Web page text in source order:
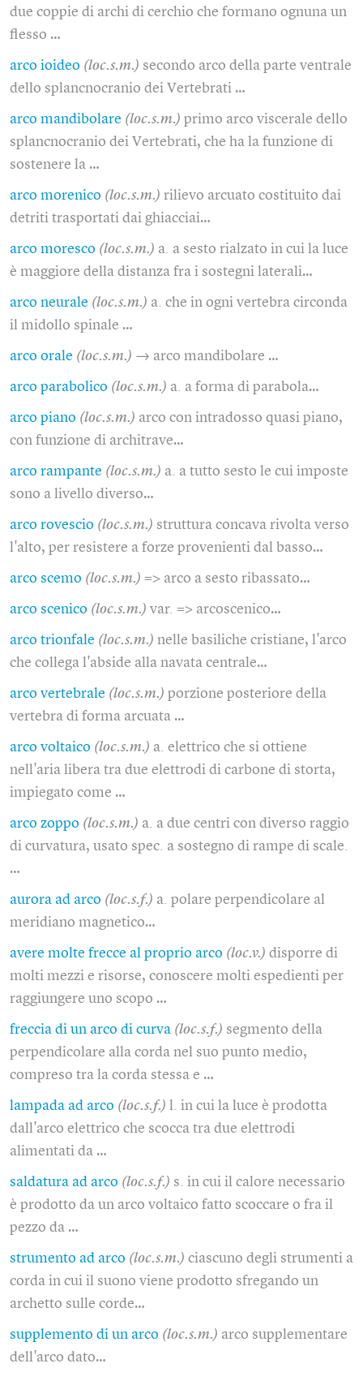
due coppie di archi di cerchio che formano ognuna un
flesso …
arco ioideo (loc.s.m.) secondo arco della parte ventrale
dello splancnocranio dei Vertebrati …
arco mandibolare (loc.s.m.) primo arco viscerale dello
splancnocranio dei Vertebrati, che ha la funzione di
sostenere la …
arco morenico (loc.s.m.) rilievo arcuato costituito dai
detriti trasportati dai ghiacciai…
arco moresco (loc.s.m.) a. a sesto rialzato in cui la luce
è maggiore della distanza fra i sostegni laterali…
arco neurale (loc.s.m.) a. che in ogni vertebra circonda
il midollo spinale …
arco orale (loc.s.m.) → arco mandibolare …
arco parabolico (loc.s.m.) a. a forma di parabola…
arco piano (loc.s.m.) arco con intradosso quasi piano,
con funzione di architrave…
arco rampante (loc.s.m.) a. a tutto sesto le cui imposte
sono a livello diverso…
arco rovescio (loc.s.m.) struttura concava rivolta verso
l'alto, per resistere a forze provenienti dal basso…
arco scemo (loc.s.m.) => arco a sesto ribassato…
arco scenico (loc.s.m.) var. => arcoscenico…
arco trionfale (loc.s.m.) nelle basiliche cristiane, l'arco
che collega l'abside alla navata centrale…
arco vertebrale (loc.s.m.) porzione posteriore della
vertebra di forma arcuata …
arco voltaico (loc.s.m.) a. elettrico che si ottiene
nell'aria libera tra due elettrodi di carbone di storta,
impiegato come …
arco zoppo (loc.s.m.) a. a due centri con diverso raggio
di curvatura, usato spec. a sostegno di rampe di scale.
…
aurora ad arco (loc.s.f.) a. polare perpendicolare al
meridiano magnetico…
avere molte frecce al proprio arco (loc.v.) disporre di
molti mezzi e risorse, conoscere molti espedienti per
raggiungere uno scopo …
freccia di un arco di curva (loc.s.f.) segmento della
perpendicolare alla corda nel suo punto medio,
compreso tra la corda stessa e …
lampada ad arco (loc.s.f.) l. in cui la luce è prodotta
dall'arco elettrico che scocca tra due elettrodi
alimentati da …
saldatura ad arco (loc.s.f.) s. in cui il calore necessario
è prodotto da un arco voltaico fatto scoccare o fra il
pezzo da …
strumento ad arco (loc.s.m.) ciascuno degli strumenti a
corda in cui il suono viene prodotto sfregando un
archetto sulle corde…
supplemento di un arco (loc.s.m.) arco supplementare
dell'arco dato…